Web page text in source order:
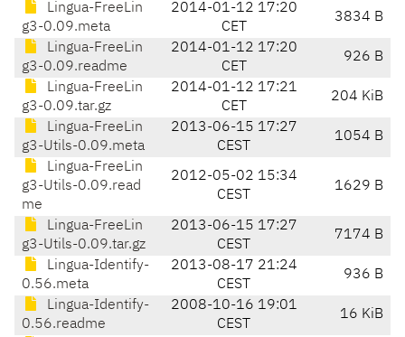
Lingua-FreeLin
g3-0.09.meta
2014-01-12 17:20
CET
3834 B
Lingua-FreeLin
g3-0.09.readme
2014-01-12 17:20
CET
926 B
Lingua-FreeLin
g3-0.09.tar.gz
2014-01-12 17:21
CET
204 KiB
Lingua-FreeLin
g3-Utils-0.09.meta
2013-06-15 17:27
CEST
1054 B
Lingua-FreeLin
g3-Utils-0.09.read
me
2012-05-02 15:34
CEST
1629 B
Lingua-FreeLin
g3-Utils-0.09.tar.gz
2013-06-15 17:27
CEST
7174 B
Lingua-Identify-
0.56.meta
2013-08-17 21:24
CEST
936 B
Lingua-Identify-
0.56.readme
2008-10-16 19:01
CEST
16 KiB